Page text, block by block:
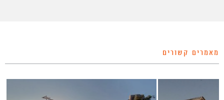
מאמרים קשורים